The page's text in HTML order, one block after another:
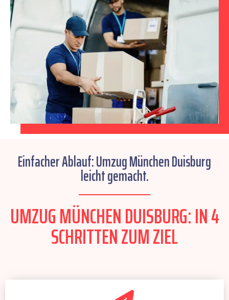
Einfacher Ablauf: Umzug München Duisburg
leicht gemacht.
UMZUG MÜNCHEN DUISBURG: IN 4
SCHRITTEN ZUM ZIEL